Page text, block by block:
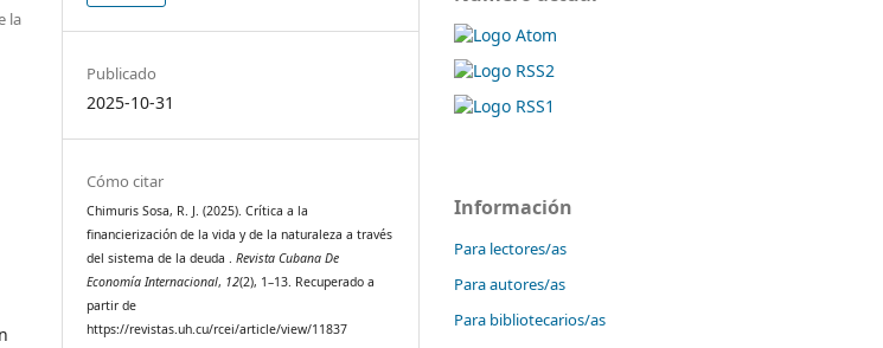
la
Publicado
2025-10-31
Cómo citar
Chimuris Sosa, R. J. (2025). Crítica a la
financierización de la vida y de la naturaleza a través
del sistema de la deuda .Revista Cubana De
Economía Internacional, 12(2), 1–13. Recuperado a
partir de
https://revistas.uh.cu/rcei/article/view/11837
Información
Para lectores/as
Para autores/as
Para bibliotecarios/as